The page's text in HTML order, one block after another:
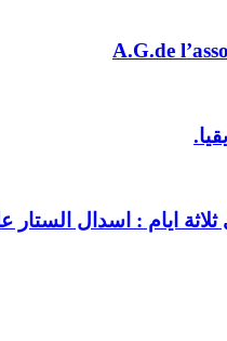
A.G.de
ايام : اسدال